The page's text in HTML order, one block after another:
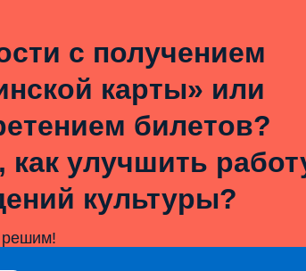
с получением
карты» или
билетов?
как улучшить
культуры?